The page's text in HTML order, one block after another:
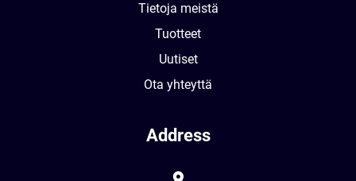
Tietoja meistä
Tuotteet
Uutiset
Ota yhteyttä
Address